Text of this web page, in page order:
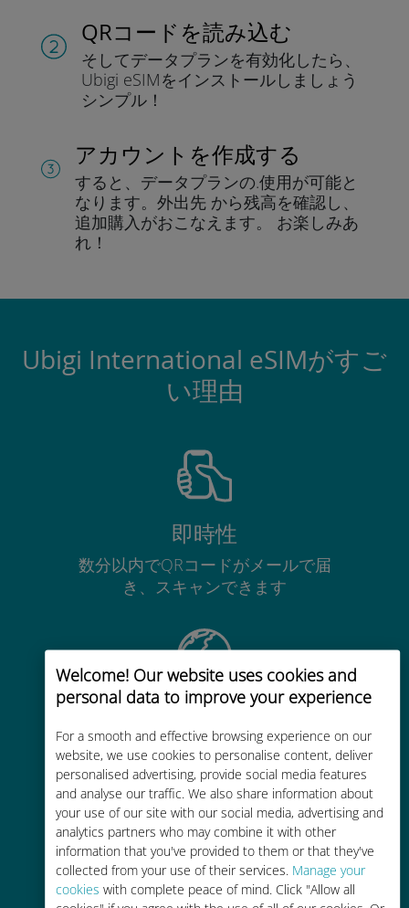
Welcome! Our website uses cookies and
personal data to improve your experience
For a smooth and effective browsing experience on our
website, we use cookies to personalise content, deliver
personalised advertising, provide social media features
and analyse our traffic. We also share information about
your use of our site with our social media, advertising and
analytics partners who may combine it with other
information that you've provided to them or that they've
collected from your use of their services. Manage your
cookies with complete peace of mind. Click "Allow all
QRコードを読み込む
そしてデータプランを有効化したら、
Ubigi eSIMをインストールしま しょう
シンプル！
アカウントを作成する
すると、データプランの.使用が可能と
なります。 外出先 から残高を確認し、
追加購入がおこなえます。
お楽しみあ
れ！
Ubigi International eSIMがすご
い理由
即時性
数分以内でQRコードがメールで届
き、スキャンできます
グローバル
200以上の国と地域で使える、国際
的な高品位のセルラー通信です
コストパフォーマンス